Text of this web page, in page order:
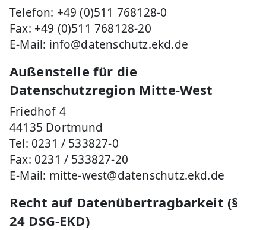
Telefon: +49 (0)511 768128-0
Fax: +49 (0)511 768128-20
E-Mail: info@datenschutz.ekd.de
Außenstelle für die
Datenschutzregion Mitte-West
Friedhof 4
44135 Dortmund
Tel: 0231 / 533827-0
Fax: 0231 / 533827-20
E-Mail: mitte-west@datenschutz.ekd.de
Recht auf Datenübertragbarkeit (§
24 DSG-EKD)